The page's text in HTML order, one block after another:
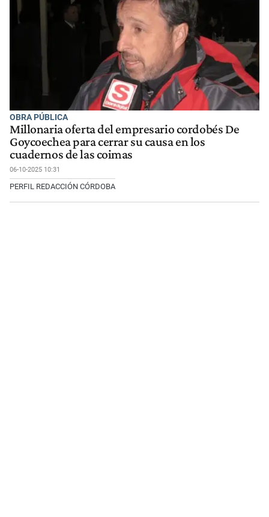
OBRA PÚBLICA
Millonaria oferta del empresario cordobés De
Goycoechea para cerrar su causa en los
cuadernos de las coimas
06-10-2025 10:31
PERFIL REDACCIÓN CÓRDOBA